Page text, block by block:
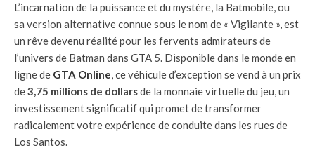
L’incarnation de la puissance et du mystère, la Batmobile, ou
sa version alternative connue sous le nom de « Vigilante », est
un rêve devenu réalité pour les fervents admirateurs de
l’univers de Batman dans GTA 5. Disponible dans le monde en
ligne de GTA Online, ce véhicule d’exception se vend à un prix
de3,75 millions de dollarsde la monnaie virtuelle du jeu, un
investissement significatif qui promet de transformer
radicalement votre expérience de conduite dans les rues de
Los Santos.